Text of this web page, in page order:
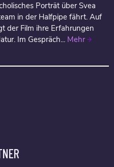
Porträt über Svea
in der Halfpipe fährt. Auf
der Film ihre Erfahrungen
Im Gespräch... Mehr